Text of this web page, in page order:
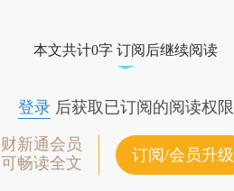
本文共计0字 订阅后继续阅读
登录后获取已订阅的阅读权限
财新通会员
可畅读全文
订阅/会员升级